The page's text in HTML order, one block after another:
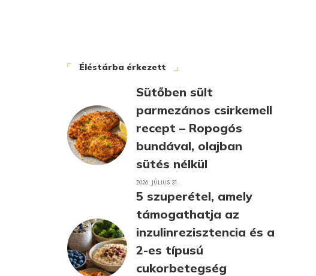
Éléstárba érkezett
Sütőben sült
parmezános csirkemell
recept – Ropogós
bundával, olajban
sütés nélkül
2026. JÚLIUS 31.
5 szuperétel, amely
támogathatja az
inzulinrezisztencia és a
2-es típusú
cukorbetegség